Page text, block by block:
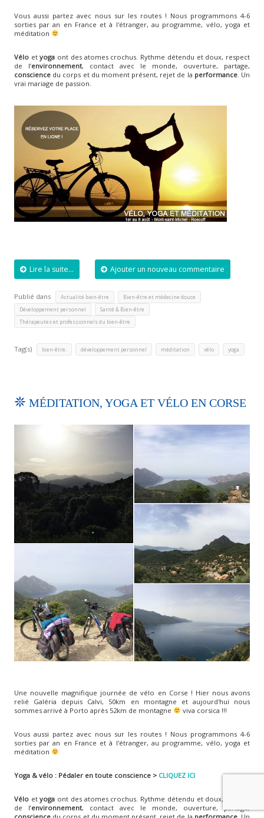
Vous aussi partez avec nous sur les routes ! Nous programmons 4-6
sorties par an en France et à l'étranger, au programme, vélo, yoga et
méditation
Véloetyoga ont des atomes crochus. Rythme détendu et doux, respect
de l’environnement, contact avec le monde, ouverture, partage,
consciencedu corps et du moment présent, rejet de la performance. Un
vrai mariage de passion.
Lire la suite... Ajouter un nouveau commentaire
Publié dans Actualité bien-être Bien-être et médecine douce
Développement personnel Santé & Bien-être
Thérapeutes et professionnels du bien-être
Tag(s) bien-être. développement personnel méditation vélo yoga
MÉDITATION, YOGA ET VÉLO EN CORSE
Une nouvelle magnifique journée de vélo en Corse ! Hier nous avons
relié Galéria depuis Calvi, 50km en montagne et aujourd'hui nous
sommes arrivé à Porto après 52km de montagne
viva corsica !!!
Vous aussi partez avec nous sur les routes ! Nous programmons 4-6
sorties par an en France et à l'étranger, au programme, vélo, yoga et
méditation
Yoga & vélo : Pédaler en toute conscience > CLIQUEZ ICI
Véloetyoga ont des atomes crochus. Rythme détendu et doux, respect
de l’environnement, contact avec le monde, ouverture, partage,